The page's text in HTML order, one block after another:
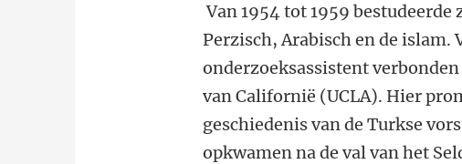
Van 1954 tot 1959
Perzisch, Arabisch en de islam.
onderzoeksassistent
van Californië (UCLA). Hier
geschiedenis van de Turkse
opkwamen na de val van het